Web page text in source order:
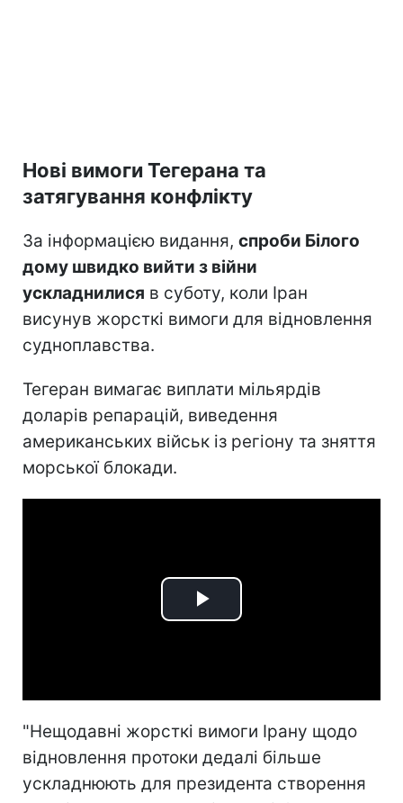
Нові вимоги Тегерана та
затягування конфлікту
За інформацією видання, спроби Білого
дому швидко вийти з війни
ускладнилися в суботу, коли Іран
висунув жорсткі вимоги для відновлення
судноплавства.
Тегеран вимагає виплати мільярдів
доларів репарацій, виведення
американських військ із регіону та зняття
морської блокади.
Play
"Нещодавні жорсткі вимоги Ірану щодо
відновлення протоки дедалі більше
ускладнюють для президента створення